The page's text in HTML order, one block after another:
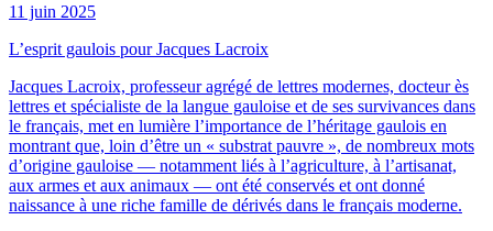
11 juin 2025
L’esprit gaulois pour Jacques Lacroix
Jacques Lacroix, professeur agrégé de lettres modernes, docteur ès
lettres et spécialiste de la langue gauloise et de ses survivances dans
le français, met en lumière l’importance de l’héritage gaulois en
montrant que, loin d’être un « substrat pauvre », de nombreux mots
d’origine gauloise — notamment liés à l’agriculture, à l’artisanat,
aux armes et aux animaux — ont été conservés et ont donné
naissance à une riche famille de dérivés dans le français moderne.